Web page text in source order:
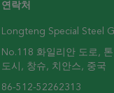
연락처
Longteng Special Steel
No.118 화일리안 도로,
도시, 창슈, 치안스, 중국
86-512-52262313